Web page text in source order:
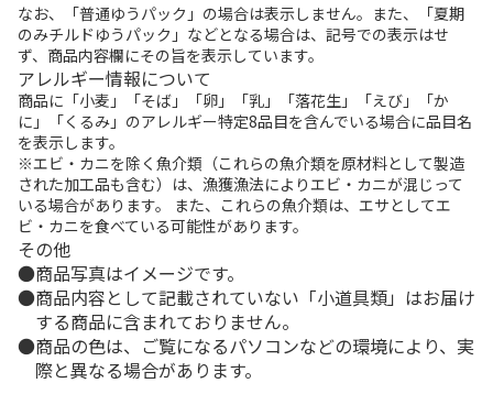
なお、「普通ゆうパック」の場合は表示しません。また、「夏期
のみチルドゆうパック」などとなる場合は、記号での表示はせ
ず、商品内容欄にその旨を表示しています。
アレルギー情報について
商品に「小麦」「そば」「卵」「乳」「落花生」「えび」「か
に」「くるみ」のアレルギー特定8品目を含んでいる場合に品目名
を表示します。
※エビ・カニを除く魚介類（これらの魚介類を原材料として製造
された加工品も含む）は、漁獲漁法によりエビ・カニが混じって
いる場合があります。 また、これらの魚介類は、エサとしてエ
ビ・カニを食べている可能性があります。
その他
商品写真はイメージです。
商品内容として記載されていない「小道具類」はお届け
する商品に含まれておりません。
商品の色は、ご覧になるパソコンなどの環境により、実
際と異なる場合があります。